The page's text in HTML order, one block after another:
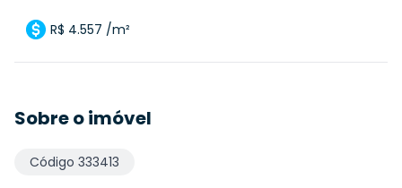
R$ 4.557 /m²
Sobre o imóvel
Código 333413